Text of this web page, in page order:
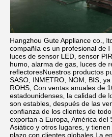
Hangzhou Gute Appliance co.,
compañía es un profesional de
luces de sensor LED, sensor
humo, alarma de gas, luces de
reflectoresNuestros productos
SASO, INMETRO, NOM, BIS,
ROHS, Con ventas anuales de
estadounidenses, la calidad de
son estables, después de las
confianza de los clientes de
exportan a Europa, América del
Asiático y otros lugares, y
plazo con clientes globales.La